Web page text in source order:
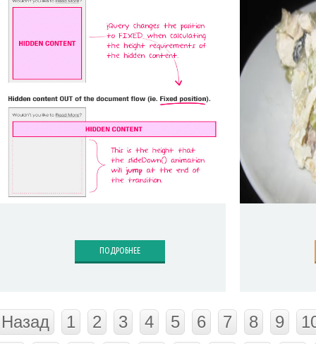
ПОДРОБНЕЕ
Назад 1 2 3 4 5 6 7 8 9